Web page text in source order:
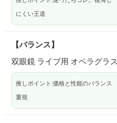
にくい王道
【バランス】
双眼鏡 ライブ用 オペラグラス
推しポイント:価格と性能のバランス
重視